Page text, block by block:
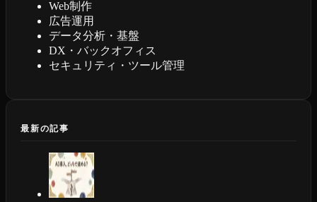
Web制作
広告運用
データ分析・基盤
DX・バックオフィス
セキュリティ・ツール管理
最新の記事